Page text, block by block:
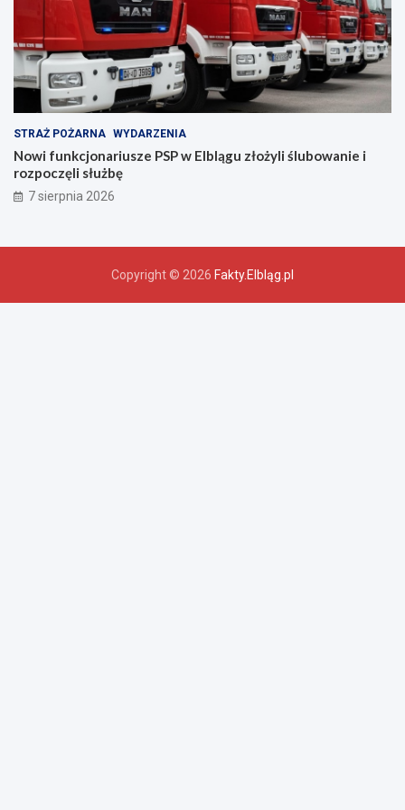
STRAŻ POŻARNA WYDARZENIA
Nowi funkcjonariusze PSP w Elblągu złożyli ślubowanie i
rozpoczęli służbę
7 sierpnia 2026
Copyright © 2026 Fakty.Elbląg.pl